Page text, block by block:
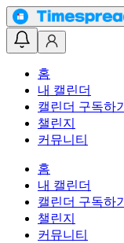
홈
내 캘린더
캘린더 구독하기
챌린지
커뮤니티
홈
내 캘린더
캘린더 구독하기
챌린지
커뮤니티